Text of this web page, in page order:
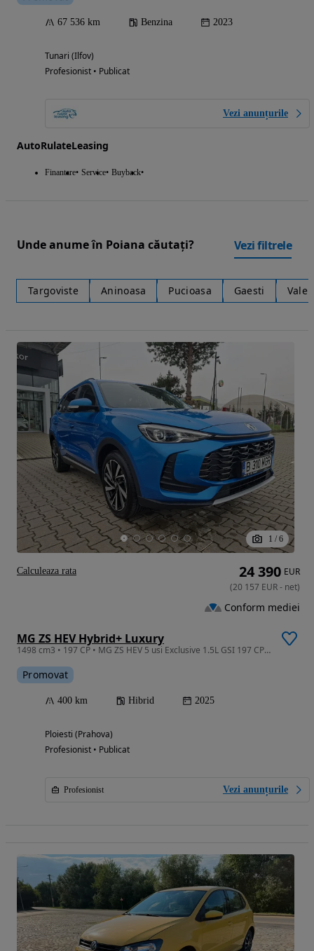
67 536 km Benzina 2023
Tunari (Ilfov)
Profesionist • Publicat
Vezi anunțurile
AutoRulateLeasing
Finantare Service Buyback
Unde anume în Poiana căutați? Vezi filtrele
Targoviste Aninoasa Pucioasa Gaesti
1 / 6
MG ZS HEV Hybrid+ Luxury
1498 cm3 • 197 CP • MG ZS HEV 5 usi Exclusive 1.5L GSI 197 CP AT (MY 2025)
Promovat
400 km Hibrid 2025
Ploiesti (Prahova)
Profesionist • Publicat
Profesionist Vezi anunțurile
24 390 EUR
(20 157 EUR- net)
Conform mediei
Calculeaza rata